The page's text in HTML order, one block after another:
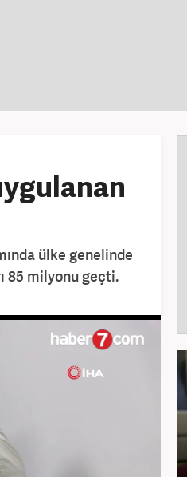
ülke genelinde
85 milyonu geçti.